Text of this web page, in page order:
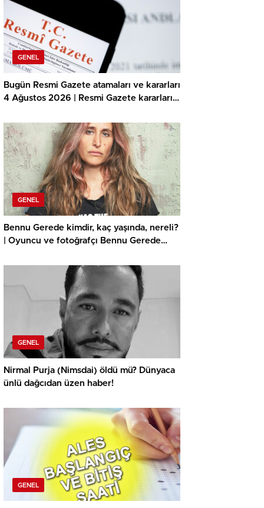
sorgulama ekranı MEB.gov.tr!
GENEL
Bugün Resmi Gazete atamaları ve kararları
4 Ağustos 2026 | Resmi Gazete kararları
Güvenlik Akademisi akademik işçi alımı
duyurusu yayınlandı!
GENEL
Bennu Gerede kimdir, kaç yaşında, nereli?
| Oyuncu ve fotoğrafçı Bennu Gerede
biyografisi ve hayatı!
GENEL
Nirmal Purja (Nimsdai) öldü mü? Dünyaca
ünlü dağcıdan üzen haber!
GENEL